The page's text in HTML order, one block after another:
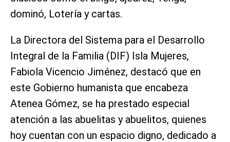
dominó, Lotería y cartas.
La Directora del Sistema para el Desarrollo
Integral de la Familia (DIF) Isla Mujeres,
Fabiola Vicencio Jiménez, destacó que en
este Gobierno humanista que encabeza
Atenea Gómez, se ha prestado especial
atención a las abuelitas y abuelitos, quienes
hoy cuentan con un espacio digno, dedicado a